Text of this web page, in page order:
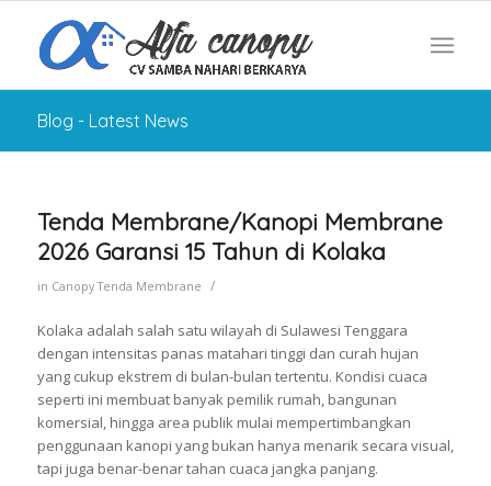
Blog - Latest News
Tenda Membrane/Kanopi Membrane
2026 Garansi 15 Tahun di Kolaka
in Canopy Tenda Membrane /
Kolaka adalah salah satu wilayah di Sulawesi Tenggara
dengan intensitas panas matahari tinggi dan curah hujan
yang cukup ekstrem di bulan-bulan tertentu. Kondisi cuaca
seperti ini membuat banyak pemilik rumah, bangunan
komersial, hingga area publik mulai mempertimbangkan
penggunaan kanopi yang bukan hanya menarik secara visual,
tapi juga benar-benar tahan cuaca jangka panjang.